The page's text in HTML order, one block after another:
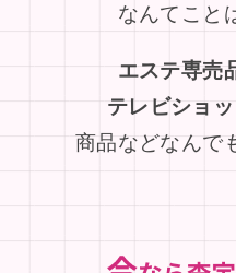
なんてこと
エステ専売
テレビショ
商品などなんで